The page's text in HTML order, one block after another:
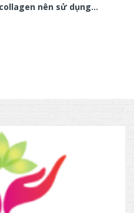
nên sử dụng…